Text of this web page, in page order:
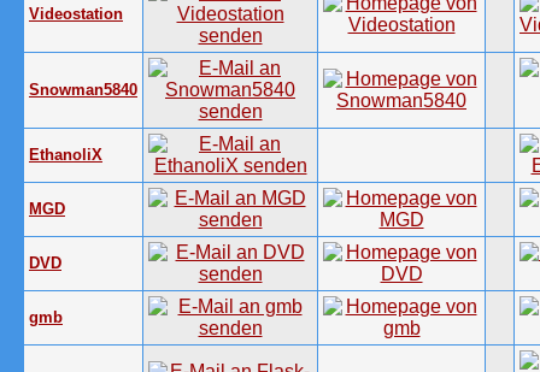
Videostation
Snowman5840
EthanoliX
MGD
DVD
gmb